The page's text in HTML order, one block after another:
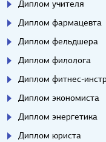
Диплом учителя
Диплом фармацевта
Диплом фельдшера
Диплом филолога
Диплом фитнес-
Диплом экономиста
Диплом энергетика
Диплом юриста